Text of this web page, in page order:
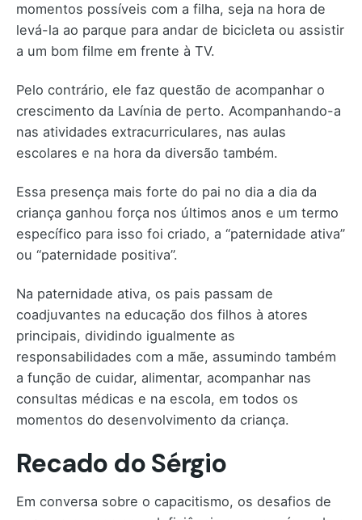
momentos possíveis com a filha, seja na hora de
levá-la ao parque para andar de bicicleta ou assistir
a um bom filme em frente à TV.
Pelo contrário, ele faz questão de acompanhar o
crescimento da Lavínia de perto. Acompanhando-a
nas atividades extracurriculares, nas aulas
escolares e na hora da diversão também.
Essa presença mais forte do pai no dia a dia da
criança ganhou força nos últimos anos e um termo
específico para isso foi criado, a “paternidade ativa”
ou “paternidade positiva”.
Na paternidade ativa, os pais passam de
coadjuvantes na educação dos filhos à atores
principais, dividindo igualmente as
responsabilidades com a mãe, assumindo também
a função de cuidar, alimentar, acompanhar nas
consultas médicas e na escola, em todos os
momentos do desenvolvimento da criança.
Recado do Sérgio
Em conversa sobre o capacitismo, os desafios de